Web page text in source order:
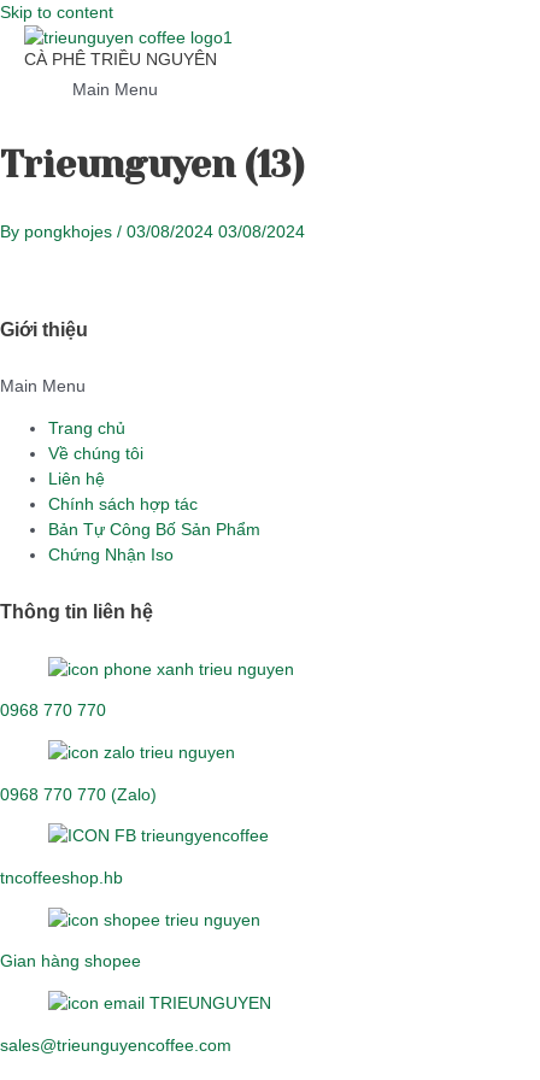
Skip to content
CÀ PHÊ TRIỀU NGUYÊN
Main Menu
Trieunguyen (13)
By pongkhojes / 03/08/2024 03/08/2024
Giới thiệu
Main Menu
Trang chủ
Về chúng tôi
Liên hệ
Chính sách hợp tác
Bản Tự Công Bố Sản Phẩm
Chứng Nhận Iso
Thông tin liên hệ
0968 770 770
0968 770 770 (Zalo)
tncoffeeshop.hb
Gian hàng shopee
sales@trieunguyencoffee.com